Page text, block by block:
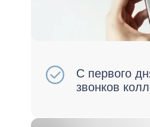
исполнительные
производства